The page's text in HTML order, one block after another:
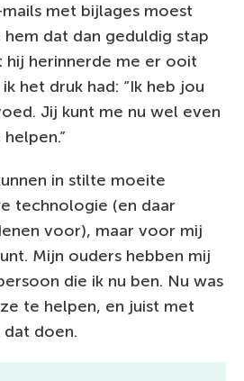
met bijlages moest
dat dan geduldig stap
herinnerde me er ooit
het druk had: “Ik heb jou
Jij kunt me nu wel even
in stilte moeite
technologie (en daar
voor), maar voor mij
Mijn ouders hebben mij
die ik nu ben. Nu was
te helpen, en juist met
doen.